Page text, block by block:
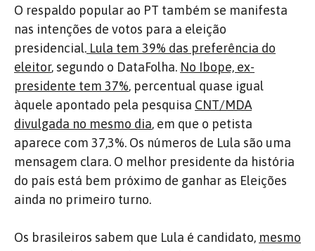
O respaldo popular ao PT também se manifesta
nas intenções de votos para a eleição
presidencial. Lula tem 39% das preferência do
eleitor, segundo o DataFolha. No Ibope, ex-
presidente tem 37%, percentual quase igual
àquele apontado pela pesquisa CNT/MDA
divulgada no mesmo dia, em que o petista
aparece com 37,3%. Os números de Lula são uma
mensagem clara. O melhor presidente da história
do país está bem próximo de ganhar as Eleições
ainda no primeiro turno.
Os brasileiros sabem que Lula é candidato, mesmo